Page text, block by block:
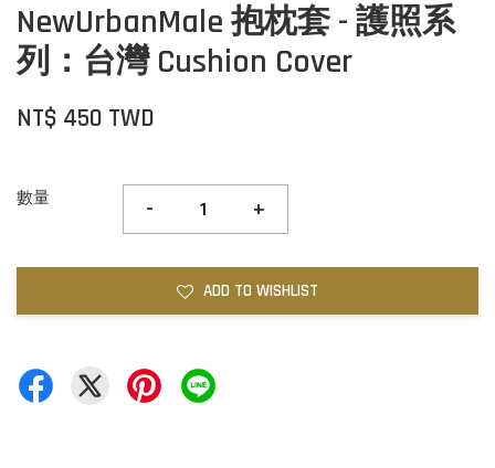
NewUrbanMale 抱枕套 - 護照系
列：台灣 Cushion Cover
NT$ 450 TWD
數量 - +
ADD TO WISHLIST